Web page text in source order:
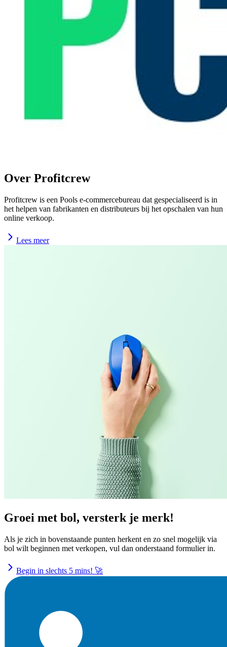
Over Profitcrew
Profitcrew is een Pools e-commercebureau dat gespecialiseerd is in
het helpen van fabrikanten en distributeurs bij het opschalen van hun
online verkoop.
Lees meer
Groei met bol, versterk je merk!
Als je zich in bovenstaande punten herkent en zo snel mogelijk via
bol wilt beginnen met verkopen, vul dan onderstaand formulier in.
Begin in slechts 5 mins! 🚀